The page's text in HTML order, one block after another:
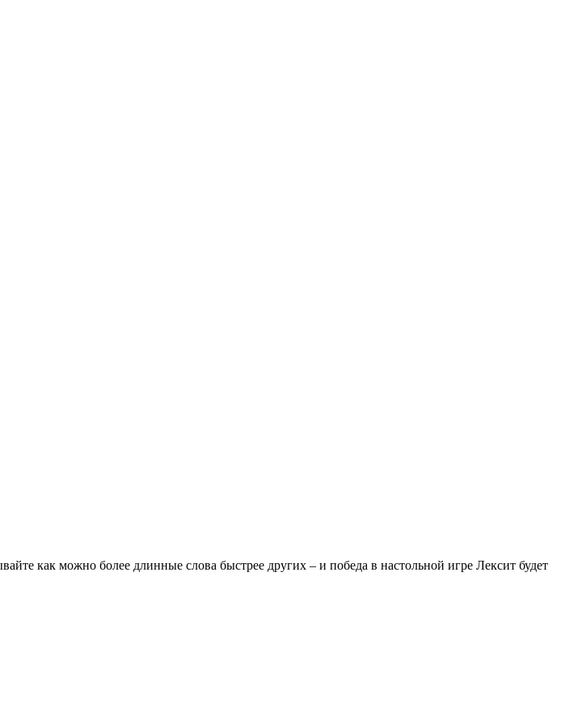
как можно более длинные слова быстрее других – и победа в настольной игре Лексит будет